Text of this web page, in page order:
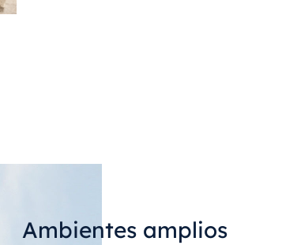
Ambientes amplios